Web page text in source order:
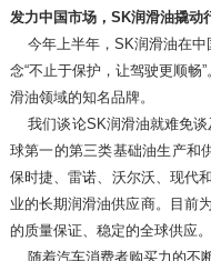
发力中国市场，SK润滑油撬动
今年上半年，SK润滑油在中
念“不止于保护，让驾驶更顺畅
滑油领域的知名品牌。
我们谈论SK润滑油就难免谈
球第一的第三类基础油生产和
保时捷、雷诺、沃尔沃、现代
业的长期润滑油供应商。目前
的质量保证、稳定的全球供应。
随着汽车消费者购买力的不